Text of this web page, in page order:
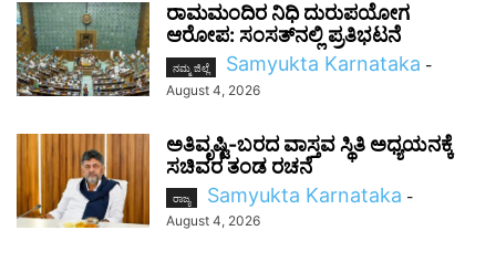
ರಾಮಮಂದಿರ ನಿಧಿ ದುರುಪಯೋಗ
ಆರೋಪ: ಸಂಸತ್‌ನಲ್ಲಿ ಪ್ರತಿಭಟನೆ
ನಮ್ಮ ಜಿಲ್ಲೆ Samyukta Karnataka -
August 4, 2026
ಅತಿವೃಷ್ಟಿ-ಬರದ ವಾಸ್ತವ ಸ್ಥಿತಿ ಅಧ್ಯಯನಕ್ಕೆ
ಸಚಿವರ ತಂಡ ರಚನೆ
ರಾಜ್ಯ Samyukta Karnataka -
August 4, 2026